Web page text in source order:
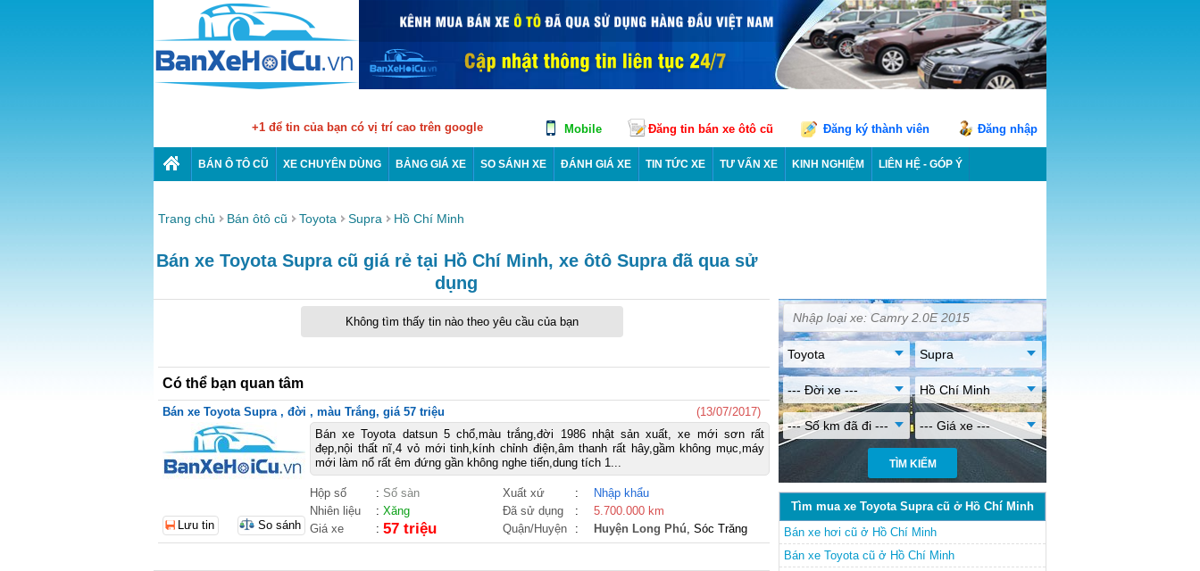
+1 để tin của bạn có vị trí cao trên google Mobile Đăng tin bán xe ôtô cũ Đăng ký thành viên Đăng nhập
BÁN Ô TÔ CŨ XE CHUYÊN DÙNG BẢNG GIÁ XE SO SÁNH XE ĐÁNH GIÁ XE TIN TỨC XE TƯ VẤN XE KINH NGHIỆM LIÊN HỆ - GÓP Ý
Trang chủ Bán ôtô cũ Toyota Supra Hồ Chí Minh
Bán xe Toyota Supra cũ giá rẻ tại Hồ Chí Minh, xe ôtô Supra đã qua sử
dụng
Không tìm thấy tin nào theo yêu cầu của bạn
Có thể bạn quan tâm
Bán xe Toyota Supra , đời , màu Trắng, giá 57 triệu
(13/07/2017)
Bán xe Toyota datsun 5 chổ,màu trắng,đời 1986 nhật sản xuất, xe mới sơn rất
đẹp,nội thất nĩ,4 vỏ mới tinh,kính chỉnh điện,âm thanh rất hây,gầm không mục,máy
mới làm nổ rất êm đứng gần không nghe tiến,dung tích 1...
Hộp số : Số sàn Xuất xứ :
Nhập khẩu
Nhiên liệu
: Xăng Đã sử dụng :
5.700.000 km
Giá xe
: 57 triệu Quận/Huyện : Huyện Long Phú, Sóc Trăng
Lưu tin So sánh
Toyota Supra
--- Đời xe --- Hồ Chí Minh
--- Số km đã đi --- --- Giá xe ---
Tìm mua xe Toyota Supra cũ ở Hồ Chí Minh
Bán xe hơi cũ ở Hồ Chí Minh
Bán xe Toyota cũ ở Hồ Chí Minh